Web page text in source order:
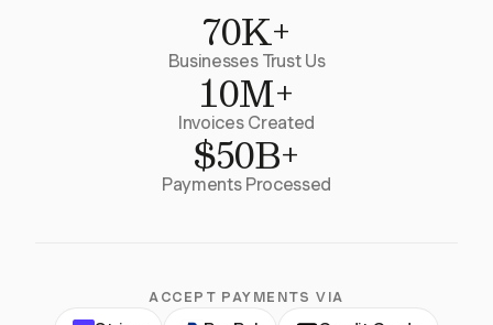
70K+
Businesses Trust Us
10M+
Invoices Created
$50B+
Payments Processed
ACCEPT PAYMENTS VIA